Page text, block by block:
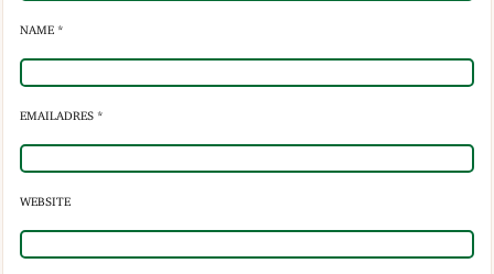
NAME *
EMAILADRES *
WEBSITE